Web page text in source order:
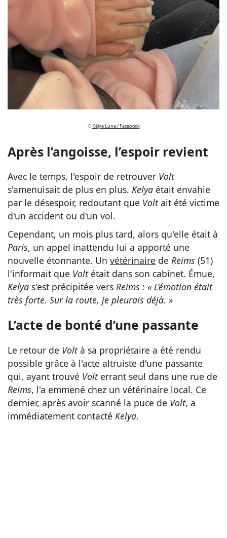
©Kélya Luna / Facebook
Après l’angoisse, l’espoir revient
Avec le temps, l'espoir de retrouver Volt
s'amenuisait de plus en plus. Kelya était envahie
par le désespoir, redoutant que Voltait été victime
d'un accident ou d'un vol.
Cependant, un mois plus tard, alors qu'elle était à
Paris, un appel inattendu lui a apporté une
nouvelle étonnante. Un vétérinaire de Reims (51)
l'informait que Volt était dans son cabinet. Émue,
Kelya s'est précipitée vers Reims : « L’émotion était
très forte. Sur la route, je pleurais déjà. »
L’acte de bonté d’une passante
Le retour de Voltà sa propriétaire a été rendu
possible grâce à l'acte altruiste d'une passante
qui, ayant trouvé Volt errant seul dans une rue de
Reims, l'a emmené chez un vétérinaire local. Ce
dernier, après avoir scanné la puce de Volt, a
immédiatement contacté Kelya.